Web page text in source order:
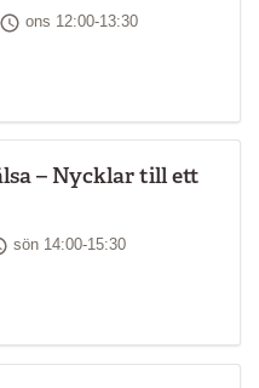
Tid
ons 12:00-13:30
– Nycklar till ett
Tid
sön 14:00-15:30